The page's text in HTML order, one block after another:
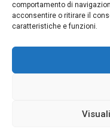
comportamento di
acconsentire o ritirare il
caratteristiche e funzioni.
Sabato
CHIUSO IL SABATO
(gennaio, febbraio,
Copyright ©